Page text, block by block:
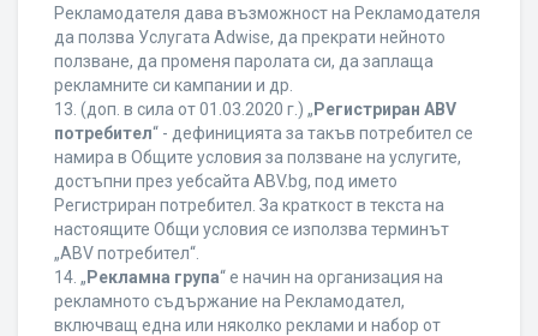
Рекламодателя дава възможност на Рекламодателя
да ползва Услугата Adwise, да прекрати нейното
ползване, да променя паролата си, да заплаща
рекламните си кампании и др.
13. (доп. в сила от 01.03.2020 г.) „ Регистриран ABV
потребител“ - дефиницията за такъв потребител се
намира в Общите условия за ползване на услугите,
достъпни през уебсайта ABV.bg, под името
Регистриран потребител. За краткост в текста на
настоящите Общи условия се използва терминът
„ABV потребител“.
14. „ Рекламна група“ е начин на организация на
рекламното съдържание на Рекламодател,
включващ една или няколко реклами и набор от